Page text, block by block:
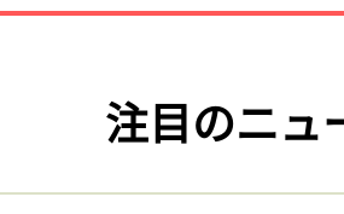
注目のニュ